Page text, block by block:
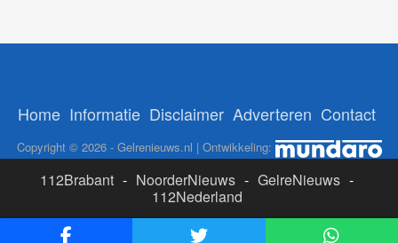
Home Informatie Disclaimer Adverteren Contact
Copyright © 2026 - Gelrenieuws.nl | Ontwikkeling:
112Brabant - NoorderNieuws - GelreNieuws -
112Nederland
ADS: